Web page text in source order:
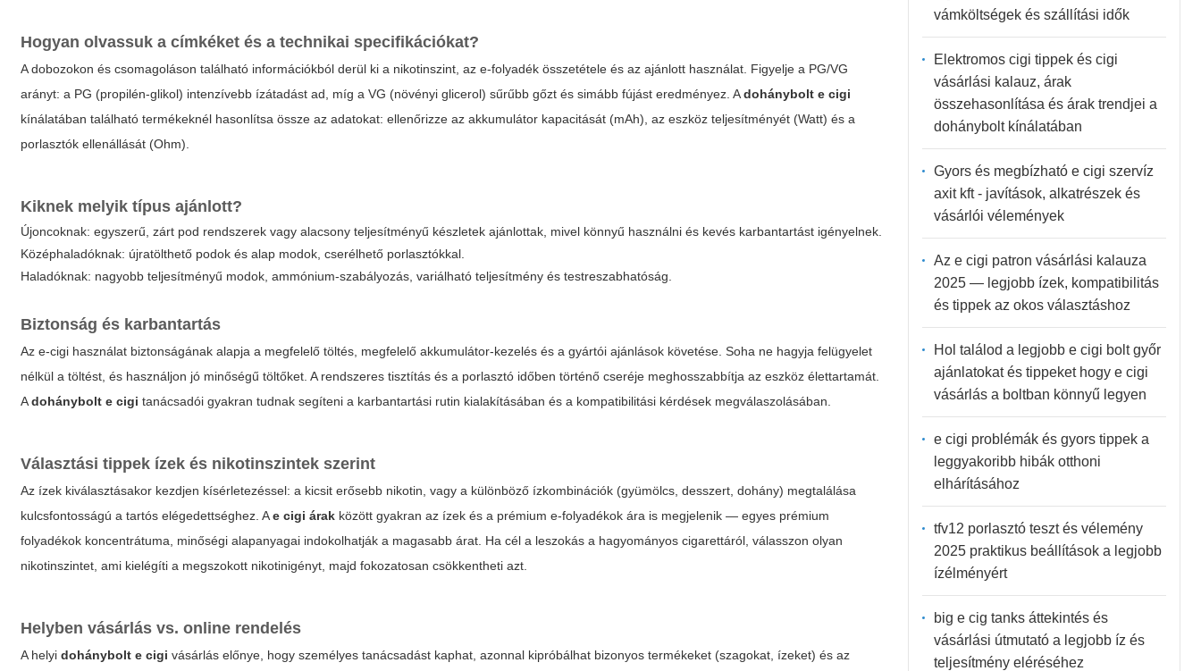
Hogyan olvassuk a címkéket és a technikai specifikációkat?
A dobozokon és csomagoláson található információkból derül ki a nikotinszint, az e-folyadék összetétele és az ajánlott használat. Figyelje a PG/VG
arányt: a PG (propilén-glikol) intenzívebb ízátadást ad, míg a VG (növényi glicerol) sűrűbb gőzt és simább fújást eredményez. Adohánybolt e cigi
kínálatában található termékeknél hasonlítsa össze az adatokat: ellenőrizze az akkumulátor kapacitását (mAh), az eszköz teljesítményét (Watt) és a
porlasztók ellenállását (Ohm).
Kiknek melyik típus ajánlott?
Újoncoknak: egyszerű, zárt pod rendszerek vagy alacsony teljesítményű készletek ajánlottak, mivel könnyű használni és kevés karbantartást igényelnek.
Középhaladóknak: újratölthető podok és alap modok, cserélhető porlasztókkal.
Haladóknak: nagyobb teljesítményű modok, ammónium-szabályozás, variálható teljesítmény és testreszabhatóság.
Biztonság és karbantartás
Az e-cigi használat biztonságának alapja a megfelelő töltés, megfelelő akkumulátor-kezelés és a gyártói ajánlások követése. Soha ne hagyja felügyelet
nélkül a töltést, és használjon jó minőségű töltőket. A rendszeres tisztítás és a porlasztó időben történő cseréje meghosszabbítja az eszköz élettartamát.
Adohánybolt e cigi tanácsadói gyakran tudnak segíteni a karbantartási rutin kialakításában és a kompatibilitási kérdések megválaszolásában.
Választási tippek ízek és nikotinszintek szerint
Az ízek kiválasztásakor kezdjen kísérletezéssel: a kicsit erősebb nikotin, vagy a különböző ízkombinációk (gyümölcs, desszert, dohány) megtalálása
kulcsfontosságú a tartós elégedettséghez. Ae cigi árak között gyakran az ízek és a prémium e-folyadékok ára is megjelenik — egyes prémium
folyadékok koncentrátuma, minőségi alapanyagai indokolhatják a magasabb árat. Ha cél a leszokás a hagyományos cigarettáról, válasszon olyan
nikotinszintet, ami kielégíti a megszokott nikotinigényt, majd fokozatosan csökkentheti azt.
Helyben vásárlás vs. online rendelés
A helyidohánybolt e cigi vásárlás előnye, hogy személyes tanácsadást kaphat, azonnal kipróbálhat bizonyos termékeket (szagokat, ízeket) és az
vámköltségek és szállítási idők
Elektromos cigi tippek és cigi
vásárlási kalauz, árak
összehasonlítása és árak trendjei a
dohánybolt kínálatában
Gyors és megbízható e cigi szervíz
axit kft - javítások, alkatrészek és
vásárlói vélemények
Az e cigi patron vásárlási kalauza
2025 — legjobb ízek, kompatibilitás
és tippek az okos választáshoz
Hol találod a legjobb e cigi bolt győr
ajánlatokat és tippeket hogy e cigi
vásárlás a boltban könnyű legyen
e cigi problémák és gyors tippek a
leggyakoribb hibák otthoni
elhárításához
tfv12 porlasztó teszt és vélemény
2025 praktikus beállítások a legjobb
ízélményért
big e cig tanks áttekintés és
vásárlási útmutató a legjobb íz és
teljesítmény eléréséhez